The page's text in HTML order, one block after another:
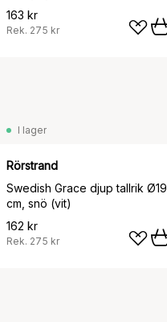
163 kr
Rek. 275 kr
I lager
Rörstrand
Swedish Grace djup tallrik Ø19
cm, snö (vit)
162 kr
Rek. 275 kr